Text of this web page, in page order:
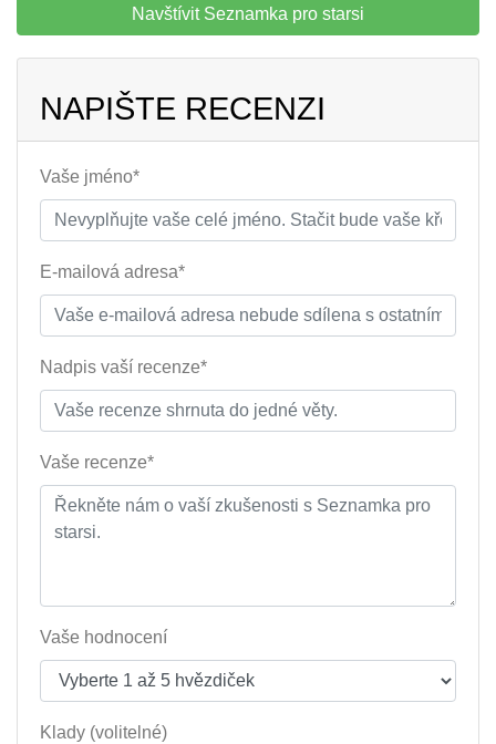
Navštívit Seznamka pro starsi
NAPIŠTE RECENZI
Vaše jméno*
E-mailová adresa*
Nadpis vaší recenze*
Vaše recenze*
Vaše hodnocení
Klady (volitelné)